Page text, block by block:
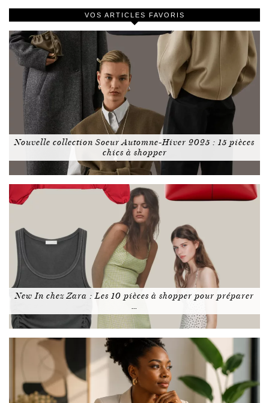
VOS ARTICLES FAVORIS
Nouvelle collection Soeur Automne-Hiver 2025 : 15 pièces
chics à shopper
New In chez Zara : Les 10 pièces à shopper pour préparer
…